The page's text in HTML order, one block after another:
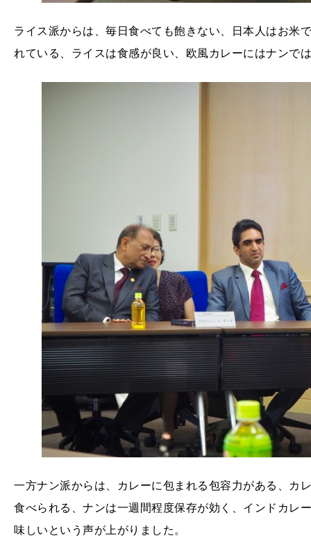
ライス派からは、毎日食べても飽きない、日本人はお米
れている、ライスは食感が良い、欧風カレーにはナンで
一方ナン派からは、カレーに包まれる包容力がある、カ
食べられる、ナンは一週間程度保存が効く、インドカレ
味しいという声が上がりました。